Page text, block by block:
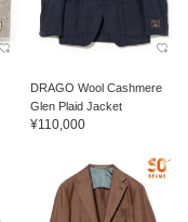
DRAGO Wool Cashmere
Glen Plaid Jacket
¥110,000